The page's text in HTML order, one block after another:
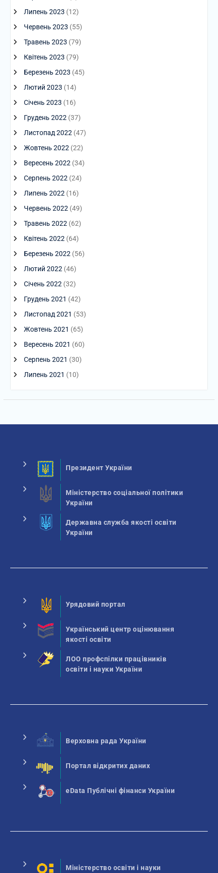
Липень 2023 (12)
Червень 2023 (55)
Травень 2023 (79)
Квітень 2023 (79)
Березень 2023 (45)
Лютий 2023 (14)
Січень 2023 (16)
Грудень 2022 (37)
Листопад 2022 (47)
Жовтень 2022 (22)
Вересень 2022 (34)
Серпень 2022 (24)
Липень 2022 (16)
Червень 2022 (49)
Травень 2022 (62)
Квітень 2022 (64)
Березень 2022 (56)
Лютий 2022 (46)
Січень 2022 (32)
Грудень 2021 (42)
Листопад 2021 (53)
Жовтень 2021 (65)
Вересень 2021 (60)
Серпень 2021 (30)
Липень 2021 (10)
Президент України
Міністерство соціальної політики
України
Державна служба якості освіти
України
Урядовий портал
Український центр оцінювання
якості освіти
ЛОО профспілки працівників
освіти і науки України
Верховна рада України
Портал відкритих даних
eData Публічні фінанси України
Міністерство освіти і науки